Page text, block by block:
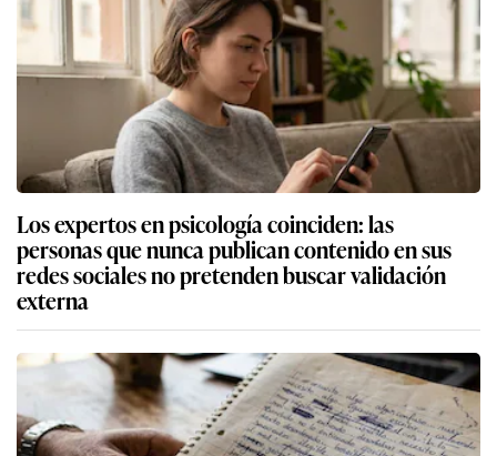
Los expertos en psicología coinciden: las
personas que nunca publican contenido en sus
redes sociales no pretenden buscar validación
externa